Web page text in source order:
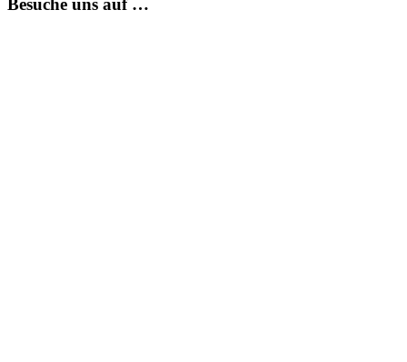
Besuche uns auf …